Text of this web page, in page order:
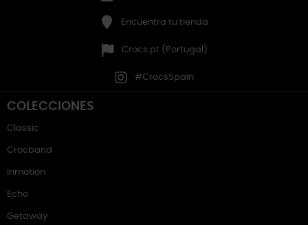
Encuentra tu tienda
Crocs.pt (Portugal)
#CrocsSpain
COLECCIONES
Classic
Crocband
Inmotion
Echo
Getaway